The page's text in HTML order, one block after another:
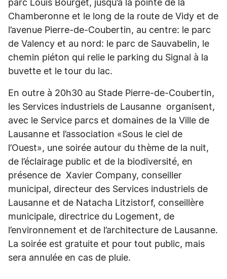
parc Louis Bourget, jusqu’à la pointe de la
Chamberonne et le long de la route de Vidy et de
l’avenue Pierre-de-Coubertin, au centre: le parc
de Valency et au nord: le parc de Sauvabelin, le
chemin piéton qui relie le parking du Signal à la
buvette et le tour du lac.
En outre à 20h30 au Stade Pierre-de-Coubertin,
les Services industriels de Lausanne organisent,
avec le Service parcs et domaines de la Ville de
Lausanne et l’association «Sous le ciel de
l’Ouest», une soirée autour du thème de la nuit,
de l’éclairage public et de la biodiversité, en
présence de Xavier Company, conseiller
municipal, directeur des Services industriels de
Lausanne et de Natacha Litzistorf, conseillère
municipale, directrice du Logement, de
l’environnement et de l’architecture de Lausanne.
La soirée est gratuite et pour tout public, mais
sera annulée en cas de pluie.